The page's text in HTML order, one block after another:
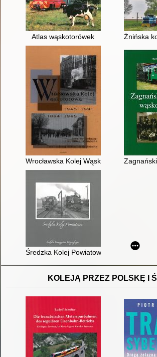
Atlas wąskotorówek Żnińska
Wrocławska Kolej Wąskotorowa 1894-
Średzka Kolej Powiatowa
KOLEJĄ PRZEZ POLSKĘ I